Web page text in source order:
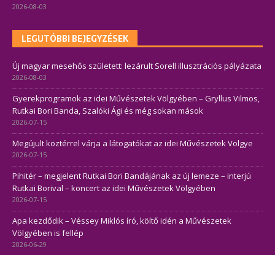
2026-08-03
LEGUTÓBBI BEJEGYZÉSEK
Új magyar mesehős született: lezárult Sorell illusztrációs pályázata
2026-08-03
Gyerekprogramok az idei Művészetek Völgyében – Gryllus Vilmos,
Rutkai Bori Banda, Szalóki Ági és még sokan mások
2026-07-15
Megújult köztérrel várja a látogatókat az idei Művészetek Völgye
2026-07-15
Pihitér – megjelent Rutkai Bori Bandájának az új lemeze – interjú
Rutkai Borival – koncert az idei Művészetek Völgyében
2026-07-15
Apa kezdődik – Véssey Miklós író, költő idén a Művészetek
Völgyében is fellép
2026-06-29